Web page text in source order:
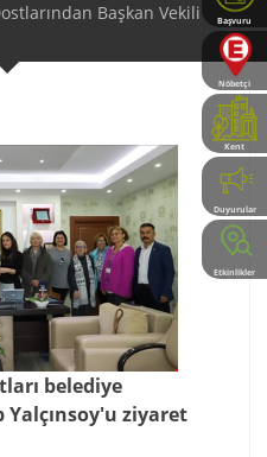
Başvuru
Rehberi
Nöbetçi
Eczaneler
Kent
Rehberi
Duyurular
Etkinlikler
Başkan Vekili
belediye
ziyaret